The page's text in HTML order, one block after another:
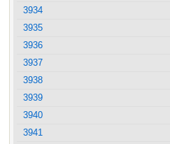
3934
3935
3936
3937
3938
3939
3940
3941